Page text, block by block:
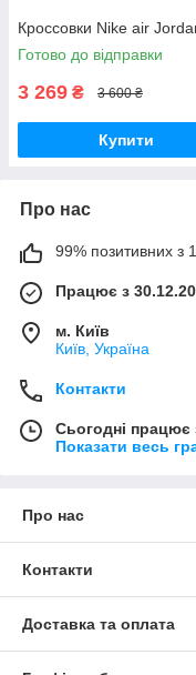
Кроссовки Nike air
Готово до відправки
3 269 ₴ 3 600 ₴
Купити
Про нас
99% позитивних з
Працює з
м. Київ
Київ, Україна
Контакти
Сьогодні працює
Показати весь
Про нас
Контакти
Доставка та оплата